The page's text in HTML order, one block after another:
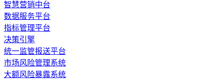
智慧营销中台
数据服务平台
指标管理平台
决策引擎
统一监管报送平台
市场风险管理系统
大额风险暴露系统